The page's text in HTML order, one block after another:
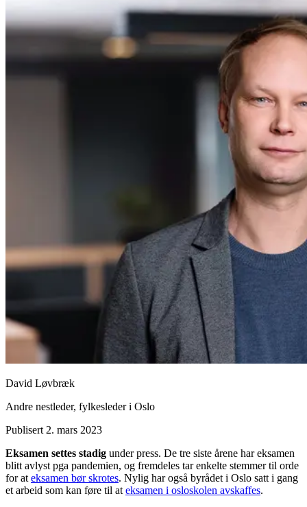
David Løvbræk
Andre nestleder, fylkesleder i Oslo
Publisert 2. mars 2023
Eksamen settes stadig under press. De tre siste årene har eksamen
blitt avlyst pga pandemien, og fremdeles tar enkelte stemmer til orde
for ateksamen bør skrotes. Nylig har også byrådet i Oslo satt i gang
et arbeid som kan føre til ateksamen i osloskolen avskaffes.